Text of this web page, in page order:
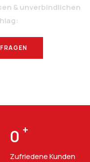
& unverbindlichen
0 +
Zufriedene Kunden